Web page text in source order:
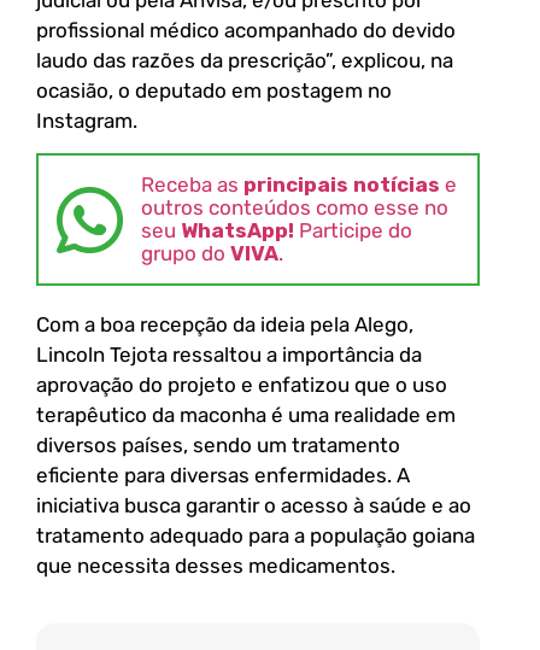
profissional médico acompanhado do devido
laudo das razões da prescrição”, explicou, na
ocasião, o deputado em postagem no
Instagram.
Receba as principais notícias e
outros conteúdos como esse no
seu WhatsApp! Participe do
grupo do VIVA.
Com a boa recepção da ideia pela Alego,
Lincoln Tejota ressaltou a importância da
aprovação do projeto e enfatizou que o uso
terapêutico da maconha é uma realidade em
diversos países, sendo um tratamento
eficiente para diversas enfermidades. A
iniciativa busca garantir o acesso à saúde e ao
tratamento adequado para a população goiana
que necessita desses medicamentos.